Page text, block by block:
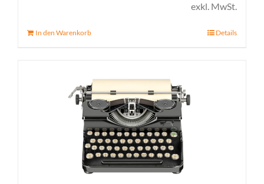
exkl. MwSt.
In den Warenkorb Details